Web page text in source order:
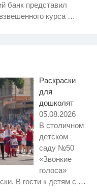
банк представил
курса …
Раскраски
для
дошколят
05.08.2026
В столичном
детском
саду №50
«Звонкие
голоса»
В гости к детям с …
i
Видео